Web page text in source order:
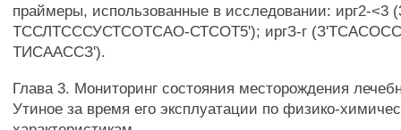
праймеры, использованные в исследовании: ирг2-<3
ТССЛТСССУСТСОТСАО-СТСОТ5'); иргЗ-г
ТИСААССЗ').
Глава 3. Мониторинг состояния месторождения
Утиное за время его эксплуатации по физико-